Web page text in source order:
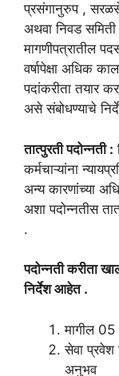
प्रसंगानुरुप ,
अथवा निवड समिती
मागणीपत्रातील
वर्षापेक्षा अधिक
पदांकरीता तयार
असे संबोधण्याचे
तात्पुरती पदोन्नती :
कर्मचाऱ्यांना
अन्य कारणांच्या
अशा पदोन्नतीस
.
पदोन्नती करीता
निर्देश आहेत .
मागील 05
सेवा प्रवेश
अनुभव